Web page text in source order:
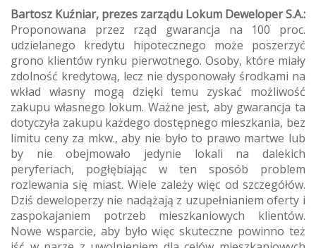
Bartosz Kuźniar, prezes zarządu Lokum Deweloper S.A.:
Proponowana przez rząd gwarancja na 100 proc.
udzielanego kredytu hipotecznego może poszerzyć
grono klientów rynku pierwotnego. Osoby, które miały
zdolność kredytową, lecz nie dysponowały środkami na
wkład własny mogą dzięki temu zyskać możliwość
zakupu własnego lokum. Ważne jest, aby gwarancja ta
dotyczyła zakupu każdego dostępnego mieszkania, bez
limitu ceny za mkw., aby nie było to prawo martwe lub
by nie obejmowało jedynie lokali na dalekich
peryferiach, pogłębiając w ten sposób problem
rozlewania się miast. Wiele zależy więc od szczegółów.
Dziś deweloperzy nie nadążają z uzupełnianiem oferty i
zaspokajaniem potrzeb mieszkaniowych klientów.
Nowe wsparcie, aby było więc skuteczne powinno też